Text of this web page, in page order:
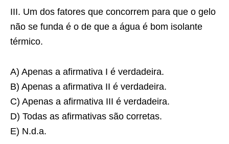
III. Um dos fatores que concorrem para que o gelo
não se funda é o de que a água é bom isolante
térmico.
A) Apenas a afirmativa I é verdadeira.
B) Apenas a afirmativa II é verdadeira.
C) Apenas a afirmativa III é verdadeira.
D) Todas as afirmativas são corretas.
E) N.d.a.